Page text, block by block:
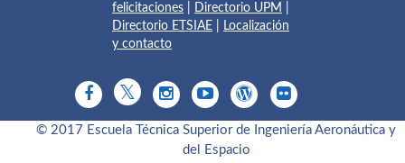
felicitaciones
Directorio UPM
Directorio ETSIAE
Localización
y contacto
© 2017 Escuela Técnica Superior de Ingeniería Aeronáutica y
del Espacio